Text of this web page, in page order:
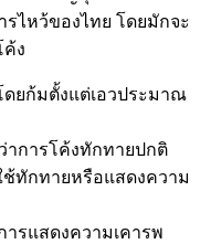
ไหว้ของไทย โดยมักจะ
ง
ยก้มตั้งแต่เอวประมาณ
การโค้งทักทายปกติ
ช้ทักทายหรือแสดงความ
ารแสดงความเคารพ